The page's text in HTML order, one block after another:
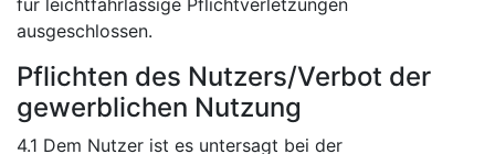
für leichtfahrlässige Pflichtverletzungen
ausgeschlossen.
Pflichten des Nutzers/Verbot der
gewerblichen Nutzung
4.1 Dem Nutzer ist es untersagt bei der